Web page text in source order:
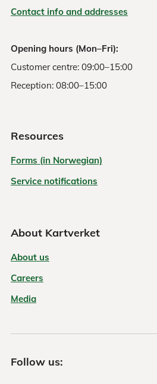
Contact info and addresses
Opening hours (Mon–Fri):
Customer centre: 09:00–15:00
Reception: 08:00–15:00
Resources
Forms (in Norwegian)
Service notifications
About Kartverket
About us
Careers
Media
Follow us: